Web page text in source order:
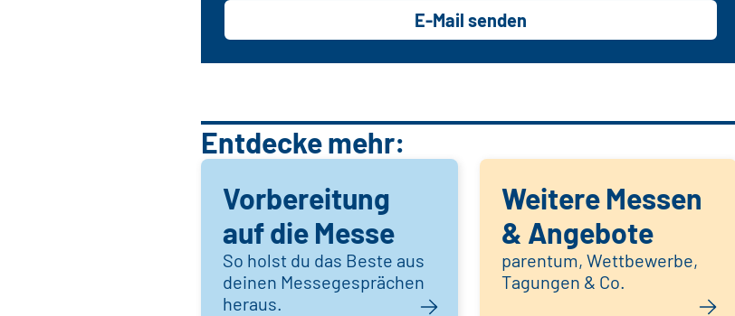
E-Mail senden
Entdecke mehr:
Vorbereitung
auf die Messe
So holst du das Beste aus
deinen Messegesprächen
heraus.
Weitere Messen
& Angebote
parentum, Wettbewerbe,
Tagungen & Co.